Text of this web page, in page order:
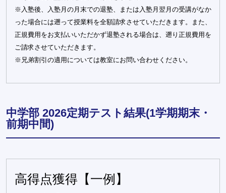
※入塾後、入塾月の月末での退塾、または入塾月翌月の受講がなか
った場合には遡って授業料を全額請求させていただきます。また、
正規費用をお支払いいただかず退塾される場合は、遡り正規費用を
ご請求させていただきます。
※兄弟割引の適用については教室にお問い合わせください。
中学部 2026定期テスト結果(1学期期末・
前期中間)
高得点獲得【一例】